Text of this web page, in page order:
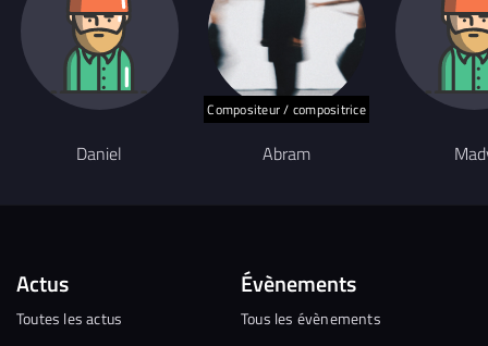
Daniel
Compositeur / compositrice
Abram
Actus
Toutes les actus
Évènements
Tous les évènements